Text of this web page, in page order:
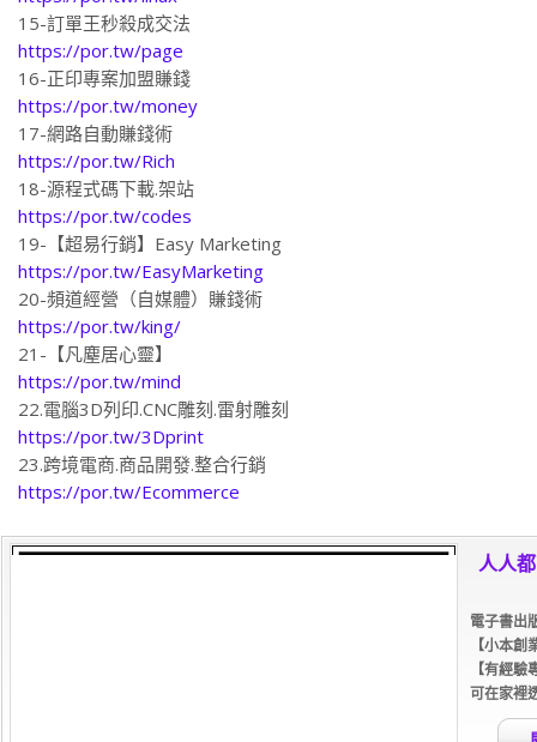
https://por.tw/linux
15-訂單王秒殺成交法
https://por.tw/page
16-正印專案加盟賺錢
https://por.tw/money
17-網路自動賺錢術
https://por.tw/Rich
18-源程式碼下載.架站
https://por.tw/codes
19-【超易行銷】Easy Marketing
https://por.tw/EasyMarketing
20-頻道經營（自媒體）賺錢術
https://por.tw/king/
21-【凡塵居心靈】
https://por.tw/mind
22.電腦3D列印.CNC雕刻.雷射雕刻
https://por.tw/3Dprint
23.跨境電商.商品開發.整合行銷
https://por.tw/Ecommerce